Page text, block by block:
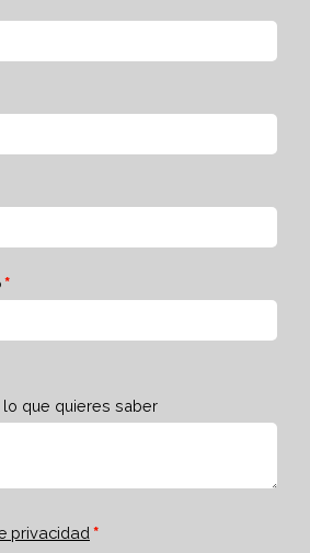
que quieres saber
privacidad